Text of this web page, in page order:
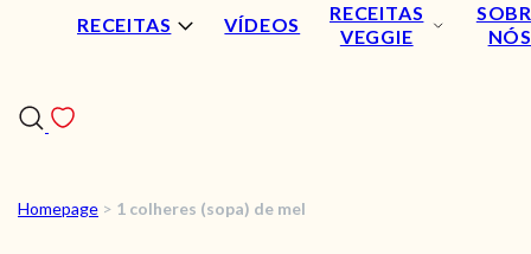
RECEITAS VÍDEOS
RECEITAS
VEGGIE
NÓS
RECEITAS
Homepage > 1 colheres (sopa) de mel